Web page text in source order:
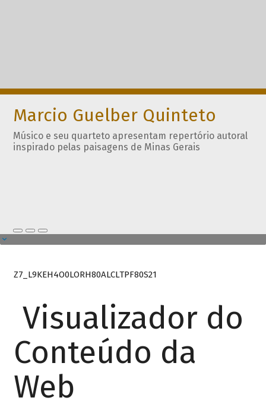
Marcio Guelber Quinteto
Músico e seu quarteto apresentam repertório autoral
inspirado pelas paisagens de Minas Gerais
Z7_L9KEH4O0LORH80ALCLTPF80S21
Visualizador do
Conteúdo da
Web